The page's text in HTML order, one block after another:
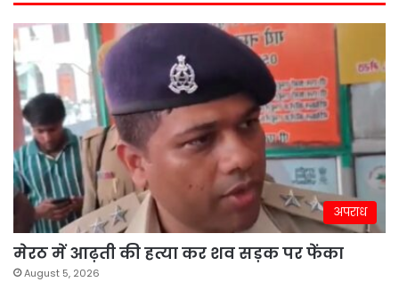
अपराध
मेरठ में आढ़ती की हत्या कर शव सड़क पर फेंका
August 5, 2026